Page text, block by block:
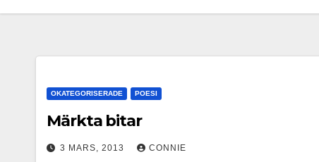
OKATEGORISERADE POESI
Märkta bitar
3 MARS, 2013 CONNIE